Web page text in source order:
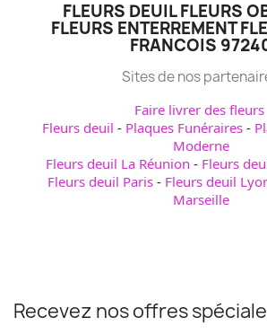
FLEURS DEUIL FLEURS
FLEURS ENTERREMENT
FRANCOIS
Sites de nos
Faire livrer des fleurs
Fleurs deuil - Plaques Funéraires -
Moderne
Fleurs deuil La Réunion - Fleurs
Fleurs deuil Paris - Fleurs deuil
Marseille
Recevez nos offres